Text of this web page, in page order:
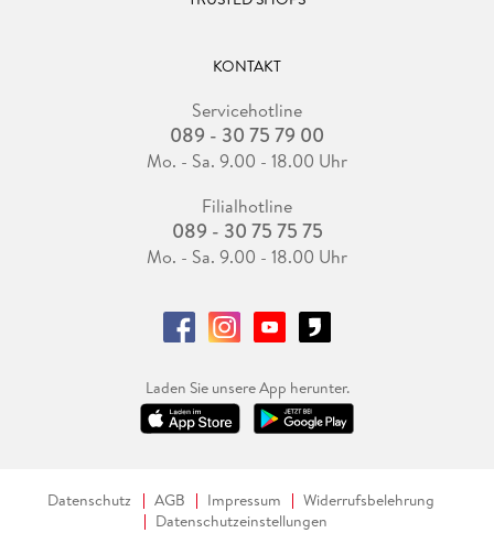
KONTAKT
Servicehotline
089 - 30 75 79 00
Mo. - Sa. 9.00 - 18.00 Uhr
Filialhotline
089 - 30 75 75 75
Mo. - Sa. 9.00 - 18.00 Uhr
Laden Sie unsere App herunter.
Datenschutz AGB Impressum
Widerrufsbelehrung
Datenschutzeinstellungen